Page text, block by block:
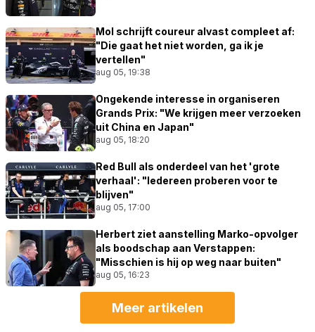
Mol schrijft coureur alvast compleet af:
"Die gaat het niet worden, ga ik je
vertellen"
aug 05, 19:38
Ongekende interesse in organiseren
Grands Prix: "We krijgen meer verzoeken
uit China en Japan"
aug 05, 18:20
Red Bull als onderdeel van het 'grote
verhaal': "Iedereen proberen voor te
blijven"
aug 05, 17:00
Herbert ziet aanstelling Marko-opvolger
als boodschap aan Verstappen:
"Misschien is hij op weg naar buiten"
aug 05, 16:23
Meer artikelen